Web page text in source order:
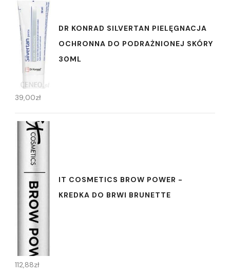
DR KONRAD SILVERTAN PIELĘGNACJA
OCHRONNA DO PODRAŻNIONEJ SKÓRY
30ML
39,00zł
IT COSMETICS BROW POWER -
KREDKA DO BRWI BRUNETTE
112,88zł